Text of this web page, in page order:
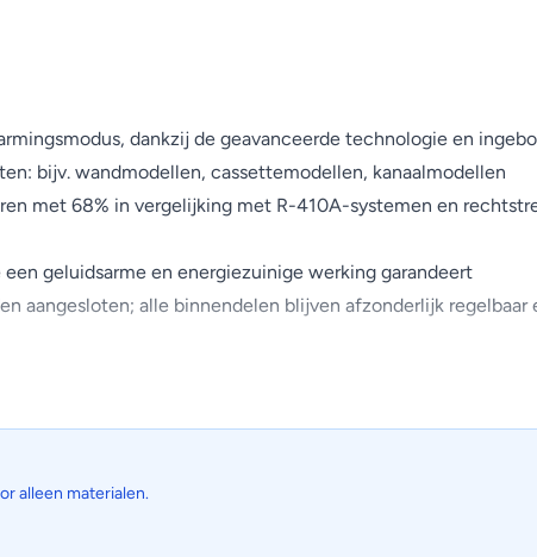
dankzij de geavanceerde technologie en
bijv. wandmodellen, cassettemodellen, kanaalmodellen
met 68% in vergelijking met R-410A-systemen en
geluidsarme en energiezuinige werking garandeert
aangesloten; alle binnendelen blijven afzonderlijk
alleen materialen.